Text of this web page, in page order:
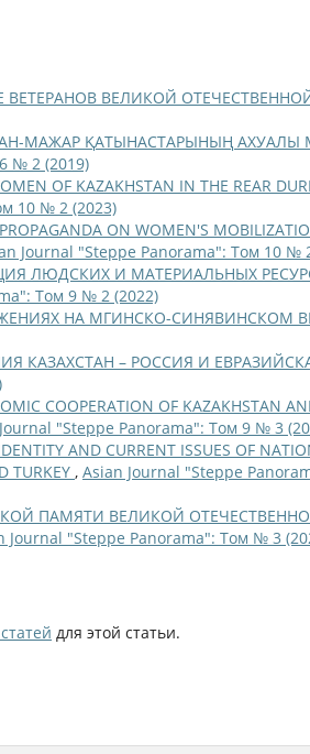
ВЕТЕРАНОВ ВЕЛИКОЙ
МАЖАР ҚАТЫНАСТАРЫНЫҢ
№ 2 (2019)
OF KAZAKHSTAN IN THE REAR
10 № 2 (2023)
ON WOMEN'S
Journal "Steppe Panorama": Том 10 №
ЛЮДСКИХ И МАТЕРИАЛЬНЫХ
Том 9 № 2 (2022)
НА МГИНСКО-СИНЯВИНСКОМ
КАЗАХСТАН – РОССИЯ И
COOPERATION OF KAZAKHSTAN
"Steppe Panorama": Том 9 № 3
AND CURRENT ISSUES OF
TURKEY , Asian Journal "Steppe
ПАМЯТИ ВЕЛИКОЙ
Journal "Steppe Panorama": Том № 3
для этой статьи.